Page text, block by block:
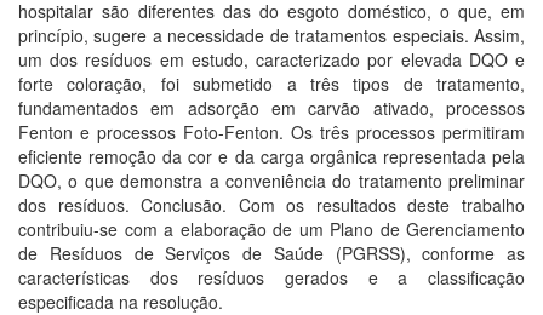
hospitalar são diferentes das do esgoto doméstico, o que, em
princípio, sugere a necessidade de tratamentos especiais. Assim,
um dos resíduos em estudo, caracterizado por elevada DQO e
forte coloração, foi submetido a três tipos de tratamento,
fundamentados em adsorção em carvão ativado, processos
Fenton e processos Foto-Fenton. Os três processos permitiram
eficiente remoção da cor e da carga orgânica representada pela
DQO, o que demonstra a conveniência do tratamento preliminar
dos resíduos. Conclusão. Com os resultados deste trabalho
contribuiu-se com a elaboração de um Plano de Gerenciamento
de Resíduos de Serviços de Saúde (PGRSS), conforme as
características dos resíduos gerados e a classificação
especificada na resolução.